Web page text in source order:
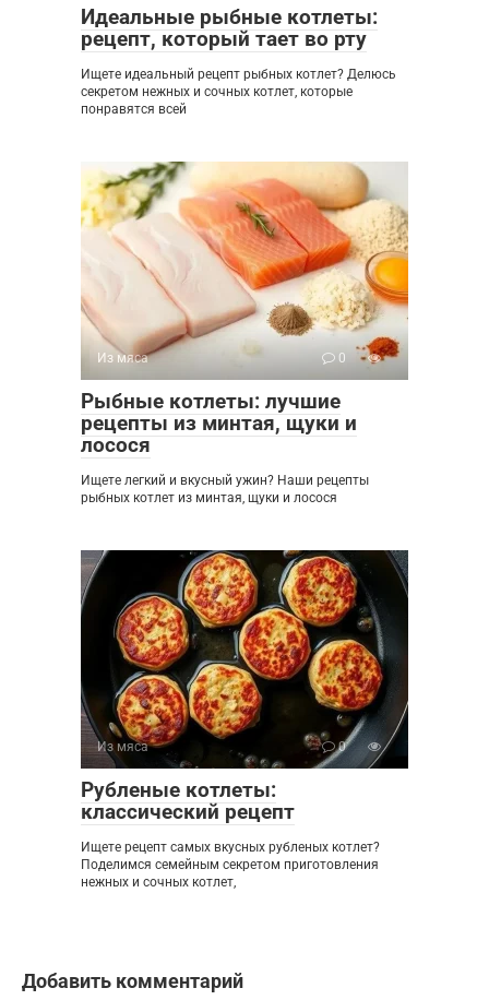
Идеальные рыбные котлеты:
рецепт, который тает во рту
Ищете идеальный рецепт рыбных котлет? Делюсь
секретом нежных и сочных котлет, которые
понравятся всей
Из мяса 0
Рыбные котлеты: лучшие
рецепты из минтая, щуки и
лосося
Ищете легкий и вкусный ужин? Наши рецепты
рыбных котлет из минтая, щуки и лосося
Из мяса 0
Рубленые котлеты:
классический рецепт
Ищете рецепт самых вкусных рубленых котлет?
Поделимся семейным секретом приготовления
нежных и сочных котлет,
Добавить комментарий